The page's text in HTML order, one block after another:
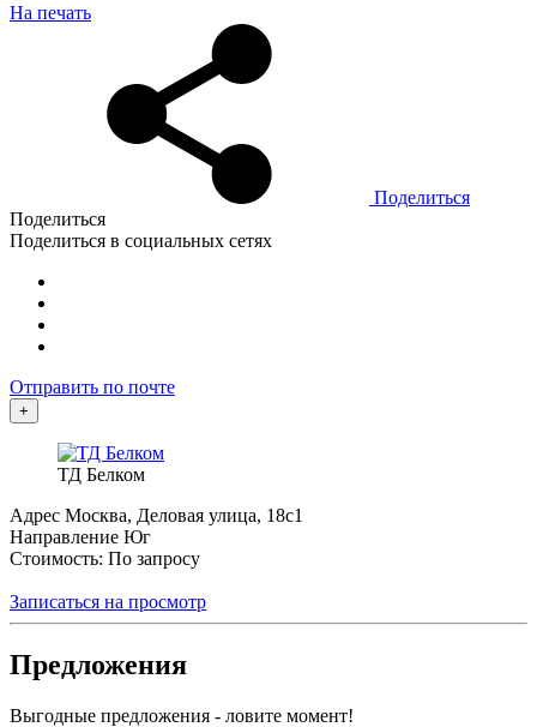
На печать
Поделиться
Поделиться
Поделиться в социальных сетях
Отправить по почте
+
ТД Белком
Адрес Москва, Деловая улица, 18с1
Направление Юг
Стоимость: По запросу
Записаться на просмотр
Предложения
Выгодные предложения - ловите момент!